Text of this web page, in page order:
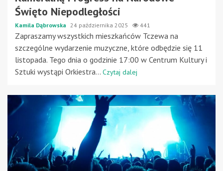
Święto Niepodległości
Kamila Dąbrowska 24 października 2025 441
Zapraszamy wszystkich mieszkańców Tczewa na
szczególne wydarzenie muzyczne, które odbędzie się 11
listopada. Tego dnia o godzinie 17:00 w Centrum Kultury i
Sztuki wystąpi Orkiestra... Czytaj dalej